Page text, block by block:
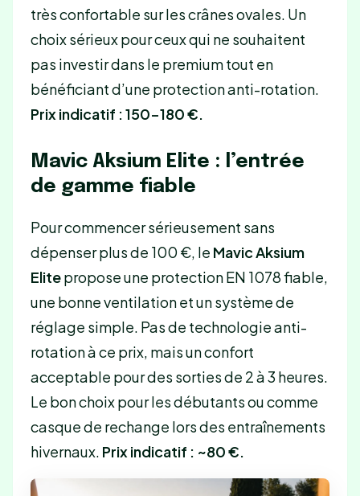
très confortable sur les crânes ovales. Un
choix sérieux pour ceux qui ne souhaitent
pas investir dans le premium tout en
bénéficiant d’une protection anti-rotation.
Prix indicatif : 150-180 €.
Mavic Aksium Elite : l’entrée
de gamme fiable
Pour commencer sérieusement sans
dépenser plus de 100 €, le Mavic Aksium
Elitepropose une protection EN 1078 fiable,
une bonne ventilation et un système de
réglage simple. Pas de technologie anti-
rotation à ce prix, mais un confort
acceptable pour des sorties de 2 à 3 heures.
Le bon choix pour les débutants ou comme
casque de rechange lors des entraînements
hivernaux. Prix indicatif : ~80 €.